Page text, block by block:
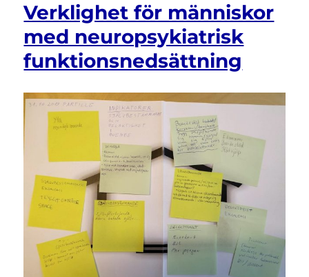
funktionsrättskonventionen
att
kräva
rättigheter?
Verklighet för människor
med neuropsykiatrisk
funktionsnedsättning